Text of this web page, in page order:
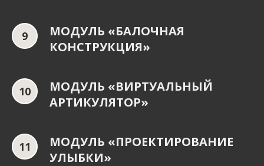
МОДУЛЬ «БАЛОЧНАЯ
КОНСТРУКЦИЯ»
МОДУЛЬ «ВИРТУАЛЬНЫЙ
АРТИКУЛЯТОР»
МОДУЛЬ «ПРОЕКТИРОВАНИЕ
УЛЫБКИ»